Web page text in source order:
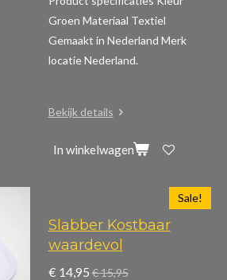
Groen Materiaal Textiel
Gemaakt in Nederland Merk
locatie Nederland.
Bekijk details
In winkelwagen
Sale!
Slabber Kostbaar
waardevol
€ 14,95 € 15,95